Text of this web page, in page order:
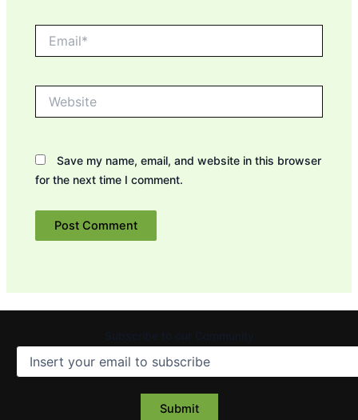
Save my name, email, and website in this browser
for the next time I comment.